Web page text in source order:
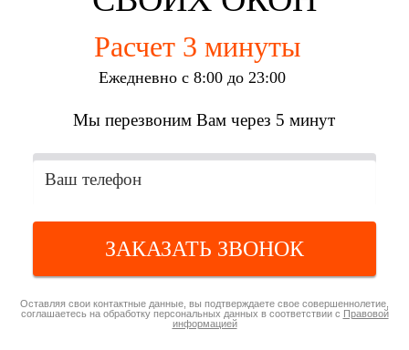
Расчет 3 минуты
Ежедневно с 8:00 до 23:00
Мы перезвоним Вам через 5 минут
ЗАКАЗАТЬ ЗВОНОК
Оставляя свои контактные данные, вы подтверждаете свое совершеннолетие,
соглашаетесь на обработку персональных данных в соответствии с Правовой
информацией